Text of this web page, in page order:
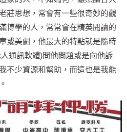
莊思想，常會有一些很奇妙的觀
博學的人，常常會在精英閱讀的
或美劇，他最大的特點就是隨時
通訊軟體)問他問題或是向他訴
不少資源和幫助，而這也是我能